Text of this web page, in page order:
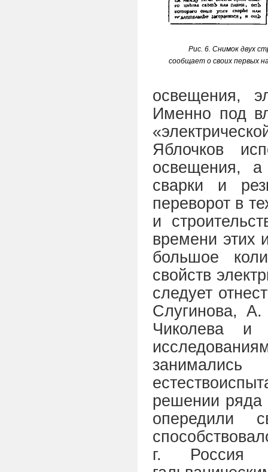
Рис. 6. Снимок двух
сообщает о своих первых
освещения,
Именно под
Яблочков
освещения,
сварки и
переворот в
и
времени этих
большое
свойств
следует
Слугинова,
Чиколева
решении ряда
опередили
г. Россия